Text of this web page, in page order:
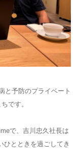
と予防のプライベート
です。
で、吉川忠久社長は
ひとときを過ごしてき